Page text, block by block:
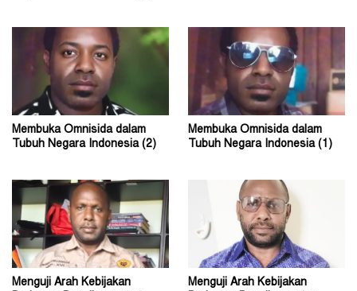
Membuka Omnisida dalam
Tubuh Negara Indonesia (2)
Membuka Omnisida dalam
Tubuh Negara Indonesia (1)
Menguji Arah Kebijakan
Menguji Arah Kebijakan